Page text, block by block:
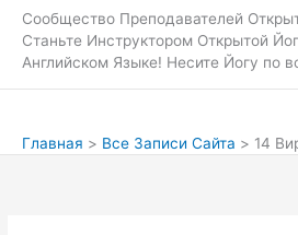
Сообщество Преподавателей
Станьте Инструктором Открытой
Английском Языке! Несите Йогу по
Главная Все Записи Сайта 14